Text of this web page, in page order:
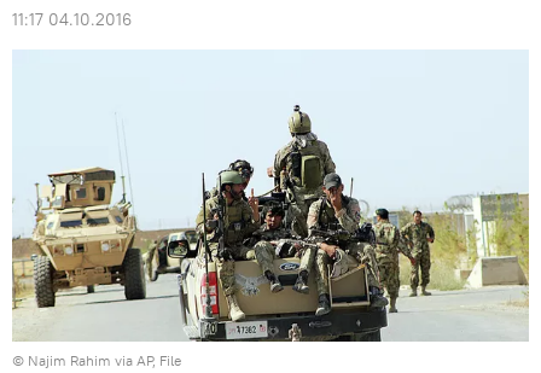
11:17 04.10.2016
© Najim Rahim via AP, File